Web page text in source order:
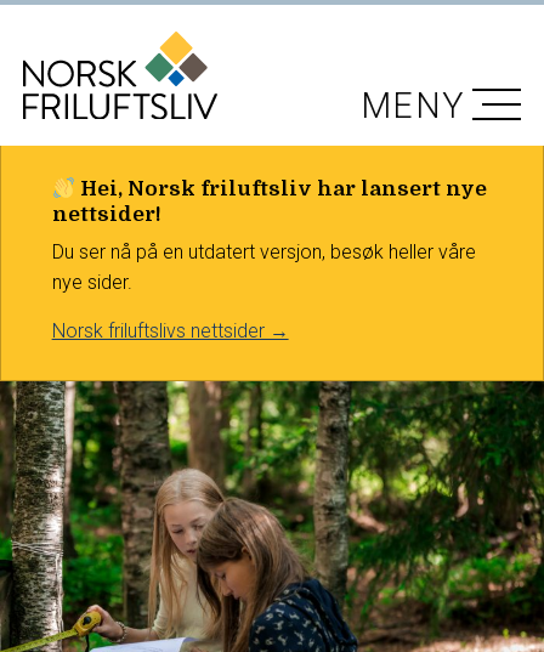
Hei, Norsk friluftsliv har lansert nye
nettsider!
Du ser nå på en utdatert versjon, besøk heller våre
nye sider.
Norsk friluftslivs nettsider →
MENY